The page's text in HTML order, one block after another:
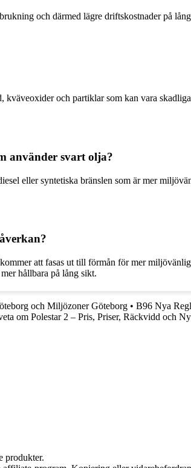
och därmed lägre driftskostnader på
och partiklar som kan vara
använder svart olja?
eller syntetiska bränslen som är mer
att fasas ut till förmån för mer
hållbara på lång sikt.
och Miljözoner Göteborg • B96 Nya
om Polestar 2 – Pris, Priser, Räckvidd och
produkter.